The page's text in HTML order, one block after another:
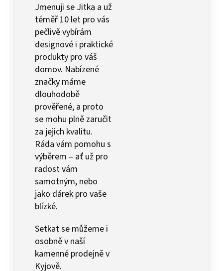
Jmenuji se Jitka a už
téměř 10 let pro vás
pečlivě vybírám
designové i praktické
produkty pro váš
domov. Nabízené
značky máme
dlouhodobě
prověřené, a proto
se mohu plně zaručit
za jejich kvalitu.
Ráda vám pomohu s
výběrem – ať už pro
radost vám
samotným, nebo
jako dárek pro vaše
blízké.
Setkat se můžeme i
osobně v naší
kamenné prodejně v
Kyjově.